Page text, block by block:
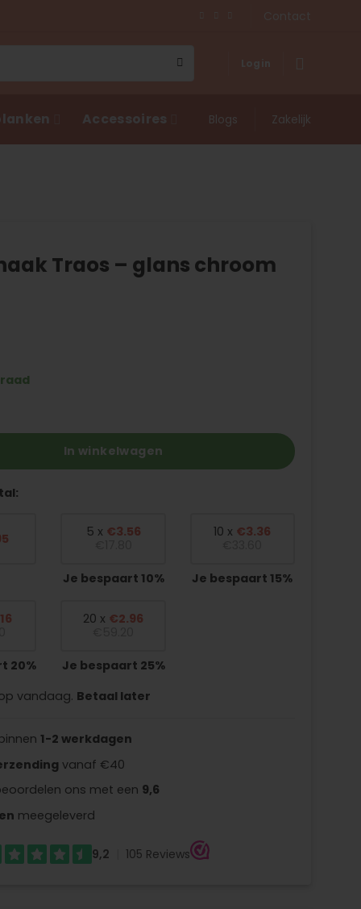
Accessoires Blogs Zakelijk
Traos – glans chroom
- glans chroom aantal
In winkelwagen
5 x €3.56
Je bespaart 10%
10 x €3.36
Je bespaart 15%
20%
20 x €2.96
Je bespaart 25%
vandaag. Betaal later
1-2 werkdagen
vanaf €40
ons met een 9,6
meegeleverd